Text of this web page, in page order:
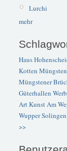
Lurchi
mehr
Haus
Kotten Müngsten
Müngstener
Güterhallen
ArtKunstAm
WupperSolingen
>>